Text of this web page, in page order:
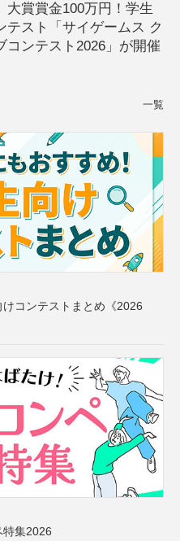
大賞賞金100万円！学生
テスト「サイゲームス ク
コンテスト2026」が開催
一覧
コンテストまとめ《2026
特集2026